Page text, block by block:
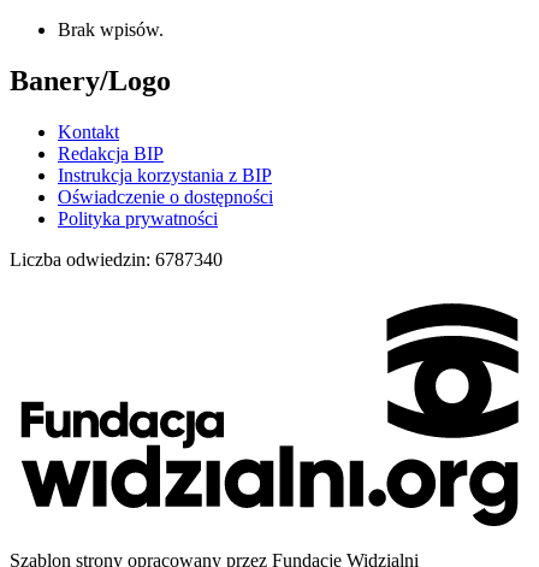
Brak wpisów.
Banery/Logo
Kontakt
Redakcja BIP
Instrukcja korzystania z BIP
Oświadczenie o dostępności
Polityka prywatności
Liczba odwiedzin: 6787340
Szablon strony opracowany przez Fundację Widzialni